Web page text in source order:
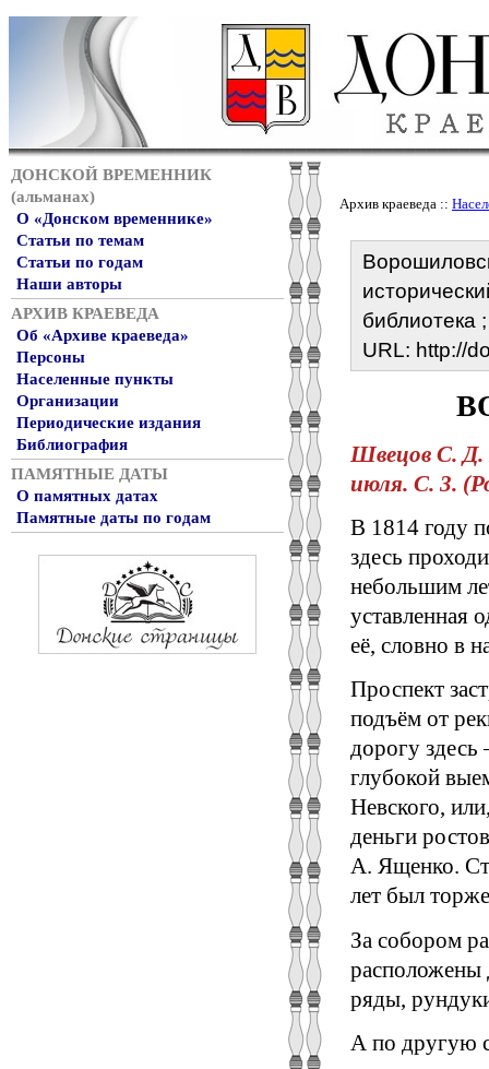
ДОНСКОЙ ВРЕМЕННИК
(альманах)
О «Донском временнике»
Статьи по темам
Статьи по годам
Наши авторы
АРХИВ КРАЕВЕДА
Об «Архиве краеведа»
Персоны
Населенные пункты
Организации
Периодические издания
Библиография
ПАМЯТНЫЕ ДАТЫ
О памятных датах
Памятные даты по годам
Архив краеведа ::
библиотека
URL: http://
Швецов С. Д.
июля. С. 3.
В 1814 году
здесь
небольшим
её, словно в
Проспект
подъём от
дорогу
глубокой
Невского,
деньги
А. Ященко.
лет был
За собором
расположены
ряды,
А по другую